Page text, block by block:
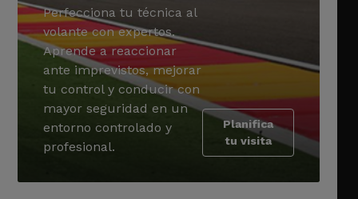
Perfecciona tu técnica al
volante con expertos.
Aprende a reaccionar
ante imprevistos, mejorar
tu control y conducir con
mayor seguridad en un
entorno controlado y
profesional.
Planifica
tu visita